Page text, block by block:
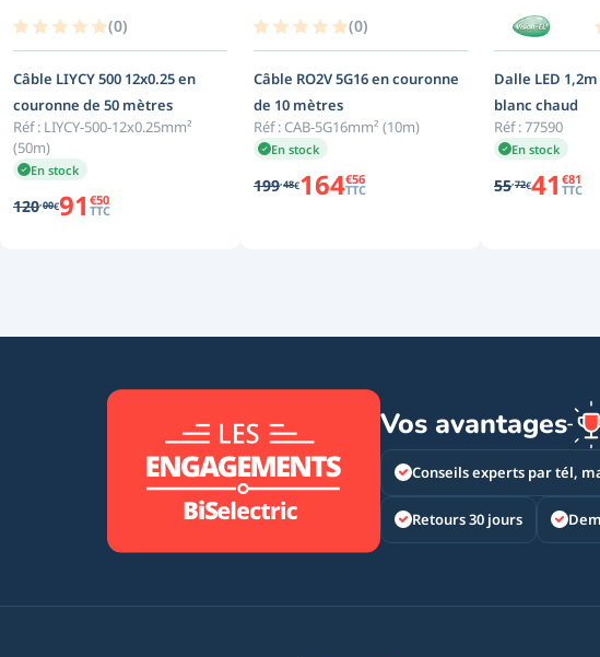
(0)
Câble LIYCY 500 12x0.25 en
couronne de 50 mètres
Réf : LIYCY-500-12x0.25mm²
(50m)
En stock
120 00€91 €50
TTC
(0)
Câble RO2V 5G16 en couronne
de 10 mètres
Réf : CAB-5G16mm² (10m)
En stock
199 48€164€56
TTC
Dalle LED
blanc chaud
Réf :77590
En stock
55 72€41 €81
TTC
Vos avantages
Conseils experts par tél,
Retours 30 jours